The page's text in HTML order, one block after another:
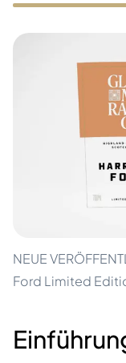
NEUE
Ford Limited